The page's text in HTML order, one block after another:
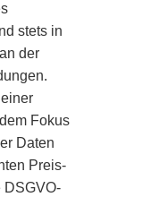
stets in
der
Fokus
Daten
Preis-
DSGVO-